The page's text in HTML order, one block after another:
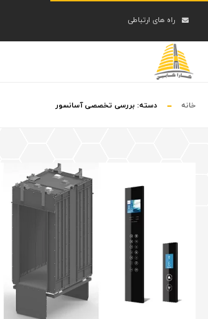
راه های ارتباطی
خانه دسته: بررسی تخصصی آسانسور